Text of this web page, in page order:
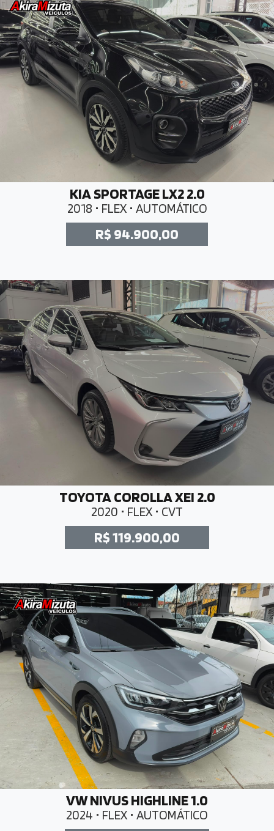
KIA SPORTAGE LX2 2.0
2018 • FLEX • AUTOMÁTICO
R$ 94.900,00
TOYOTA COROLLA XEI 2.0
2020 • FLEX • CVT
R$ 119.900,00
VW NIVUS HIGHLINE 1.0
2024 • FLEX • AUTOMÁTICO